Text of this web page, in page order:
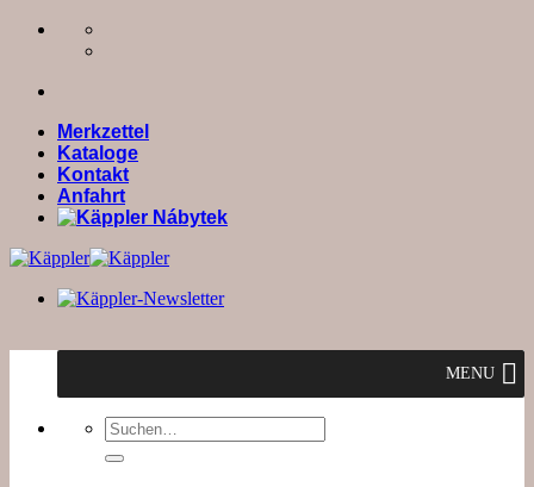
Zum
Merkzettel
Kataloge
Kontakt
Anfahrt
MENU
Suchen
nach: